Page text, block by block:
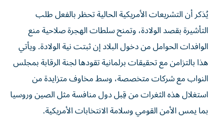
يُذكر أن التشريعات الأمريكية الحالية تحظر بالفعل طلب
التأشيرة بقصد الولادة، وتمنح سلطات الهجرة صلاحية منع
الوافدات الحوامل من دخول البلاد إن ثبتت نية الولادة. ويأتي
هذا بالتزامن مع تحقيقات برلمانية تقودها لجنة الرقابة بمجلس
النواب مع شركات متخصصة، وسط مخاوف متزايدة من
استغلال هذه الثغرات من قِبل دول منافسة مثل الصين وروسيا
بما يمس الأمن القومي وسلامة الانتخابات الأمريكية.